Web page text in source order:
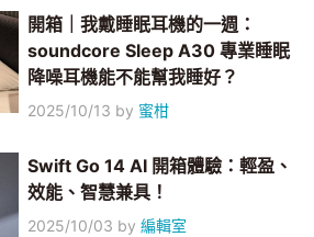
開箱｜我戴睡眠耳機的一週：
soundcore Sleep A30 專業睡眠
降噪耳機能不能幫我睡好？
2025/10/13 by 蜜柑
Swift Go 14 AI 開箱體驗：輕盈、
效能、智慧兼具！
2025/10/03 by編輯室